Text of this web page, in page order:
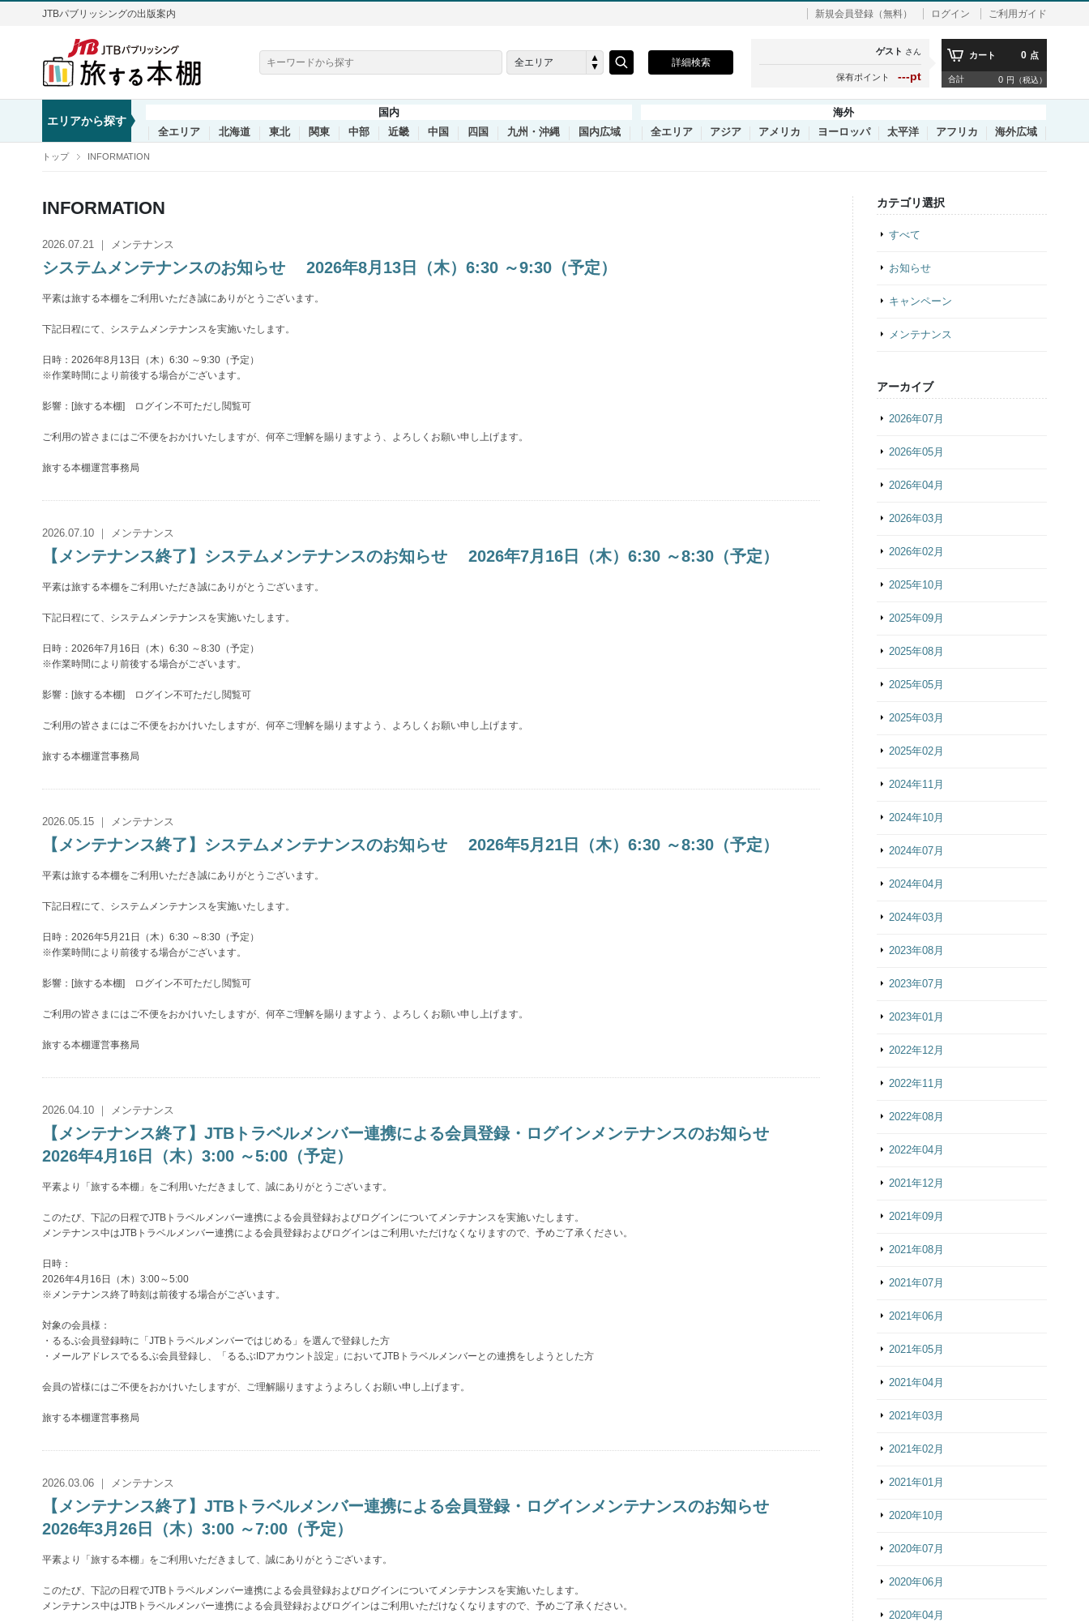
JTBパブリッシングの出版案内 新規会員登録（無料） ログイン ご利用ガイド
全エリア 詳細検索
ゲスト さん
保有ポイント ---pt
カート 0 点
合計 0 円（税込）
エリアから探す
国内
全エリア
北海道 東北 関東 中部 近畿 中国 四国 九州・沖縄 国内広域
海外
全エリア
アジア アメリカ ヨーロッパ 太平洋 アフリカ 海外広域
トップ INFORMATION
INFORMATION
2026.07.21 ｜ メンテナンス
システムメンテナンスのお知らせ 2026年8月13日（木）6:30 ～9:30（予定）
平素は旅する本棚をご利用いただき誠にありがとうございます。
下記日程にて、システムメンテナンスを実施いたします。
日時：2026年8月13日（木）6:30 ～9:30（予定）
※作業時間により前後する場合がございます。
影響：[旅する本棚] ログイン不可ただし閲覧可
ご利用の皆さまにはご不便をおかけいたしますが、何卒ご理解を賜りますよう、よろしくお願い申し上げます。
旅する本棚運営事務局
2026.07.10 ｜ メンテナンス
【メンテナンス終了】システムメンテナンスのお知らせ 2026年7月16日（木）6:30 ～8:30（予定）
平素は旅する本棚をご利用いただき誠にありがとうございます。
下記日程にて、システムメンテナンスを実施いたします。
日時：2026年7月16日（木）6:30 ～8:30（予定）
※作業時間により前後する場合がございます。
影響：[旅する本棚] ログイン不可ただし閲覧可
ご利用の皆さまにはご不便をおかけいたしますが、何卒ご理解を賜りますよう、よろしくお願い申し上げます。
旅する本棚運営事務局
2026.05.15 ｜ メンテナンス
【メンテナンス終了】システムメンテナンスのお知らせ 2026年5月21日（木）6:30 ～8:30（予定）
平素は旅する本棚をご利用いただき誠にありがとうございます。
下記日程にて、システムメンテナンスを実施いたします。
日時：2026年5月21日（木）6:30 ～8:30（予定）
※作業時間により前後する場合がございます。
影響：[旅する本棚] ログイン不可ただし閲覧可
ご利用の皆さまにはご不便をおかけいたしますが、何卒ご理解を賜りますよう、よろしくお願い申し上げます。
旅する本棚運営事務局
2026.04.10 ｜ メンテナンス
【メンテナンス終了】JTBトラベルメンバー連携による会員登録・ログインメンテナンスのお知らせ
2026年4月16日（木）3:00 ～5:00（予定）
平素より「旅する本棚」をご利用いただきまして、誠にありがとうございます。
このたび、下記の日程でJTBトラベルメンバー連携による会員登録およびログインについてメンテナンスを実施いたします。
メンテナンス中はJTBトラベルメンバー連携による会員登録およびログインはご利用いただけなくなりますので、予めご了承ください。
日時：
2026年4月16日（木）3:00～5:00
※メンテナンス終了時刻は前後する場合がございます。
対象の会員様：
・るるぶ会員登録時に「JTBトラベルメンバーではじめる」を選んで登録した方
・メールアドレスでるるぶ会員登録し、「るるぶIDアカウント設定」においてJTBトラベルメンバーとの連携をしようとした方
会員の皆様にはご不便をおかけいたしますが、ご理解賜りますようよろしくお願い申し上げます。
旅する本棚運営事務局
2026.03.06 ｜ メンテナンス
【メンテナンス終了】JTBトラベルメンバー連携による会員登録・ログインメンテナンスのお知らせ
2026年3月26日（木）3:00 ～7:00（予定）
平素より「旅する本棚」をご利用いただきまして、誠にありがとうございます。
このたび、下記の日程でJTBトラベルメンバー連携による会員登録およびログインについてメンテナンスを実施いたします。
メンテナンス中はJTBトラベルメンバー連携による会員登録およびログインはご利用いただけなくなりますので、予めご了承ください。
カテゴリ選択
すべて
お知らせ
キャンペーン
メンテナンス
アーカイブ
2026年07月
2026年05月
2026年04月
2026年03月
2026年02月
2025年10月
2025年09月
2025年08月
2025年05月
2025年03月
2025年02月
2024年11月
2024年10月
2024年07月
2024年04月
2024年03月
2023年08月
2023年07月
2023年01月
2022年12月
2022年11月
2022年08月
2022年04月
2021年12月
2021年09月
2021年08月
2021年07月
2021年06月
2021年05月
2021年04月
2021年03月
2021年02月
2021年01月
2020年10月
2020年07月
2020年06月
2020年04月